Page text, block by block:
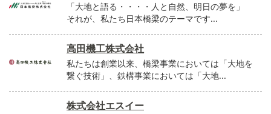
「大地と語る・・・・人と自然、明日の夢を」
それが、私たち日本橋梁のテーマです...
高田機工株式会社
私たちは創業以来、橋梁事業においては「大地を
繋ぐ技術」、鉄構事業においては「大地...
株式会社エスイー